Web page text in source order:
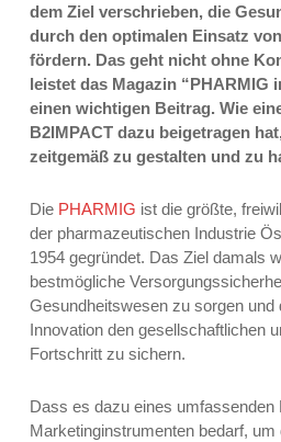
dem Ziel verschrieben, die
durch den optimalen Einsatz
fördern. Das geht nicht ohne
leistet das Magazin “PHARMIG
einen wichtigen Beitrag. Wie
B2IMPACT dazu beigetragen
zeitgemäß zu gestalten und zu
Die PHARMIG ist die größte,
der pharmazeutischen Industrie
1954 gegründet. Das Ziel damals
bestmögliche
Gesundheitswesen zu sorgen und
Innovation den gesellschaftlichen
Fortschritt zu sichern.
Dass es dazu eines umfassenden
Marketinginstrumenten bedarf,